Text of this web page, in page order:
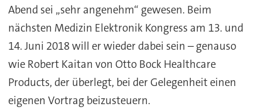
Abend sei „sehr angenehm“ gewesen. Beim
nächsten Medizin Elektronik Kongress am 13. und
14. Juni 2018 will er wieder dabei sein – genauso
wie Robert Kaitan von Otto Bock Healthcare
Products, der überlegt, bei der Gelegenheit einen
eigenen Vortrag beizusteuern.